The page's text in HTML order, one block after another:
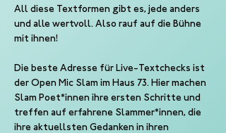
All diese Textformen gibt es, jede anders
und alle wertvoll. Also rauf auf die Bühne
mit ihnen!
Die beste Adresse für Live-Textchecks ist
der Open Mic Slam im Haus 73. Hier machen
Slam Poet*innen ihre ersten Schritte und
treffen auf erfahrene Slammer*innen, die
ihre aktuellsten Gedanken in ihren